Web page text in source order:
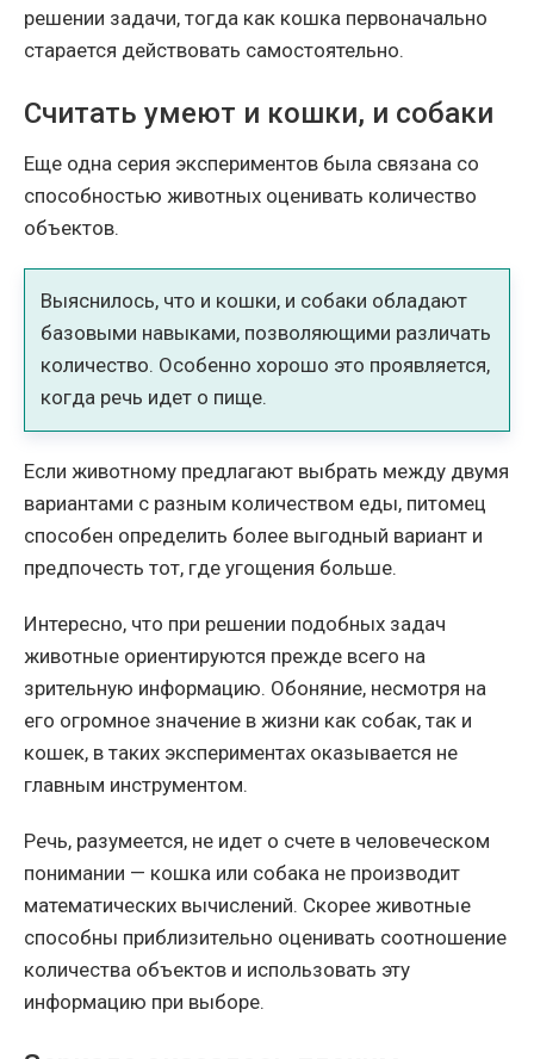
решении задачи, тогда как кошка первоначально
старается действовать самостоятельно.
Считать умеют и кошки, и собаки
Еще одна серия экспериментов была связана со
способностью животных оценивать количество
объектов.
Выяснилось, что и кошки, и собаки обладают
базовыми навыками, позволяющими различать
количество. Особенно хорошо это проявляется,
когда речь идет о пище.
Если животному предлагают выбрать между двумя
вариантами с разным количеством еды, питомец
способен определить более выгодный вариант и
предпочесть тот, где угощения больше.
Интересно, что при решении подобных задач
животные ориентируются прежде всего на
зрительную информацию. Обоняние, несмотря на
его огромное значение в жизни как собак, так и
кошек, в таких экспериментах оказывается не
главным инструментом.
Речь, разумеется, не идет о счете в человеческом
понимании — кошка или собака не производит
математических вычислений. Скорее животные
способны приблизительно оценивать соотношение
количества объектов и использовать эту
информацию при выборе.